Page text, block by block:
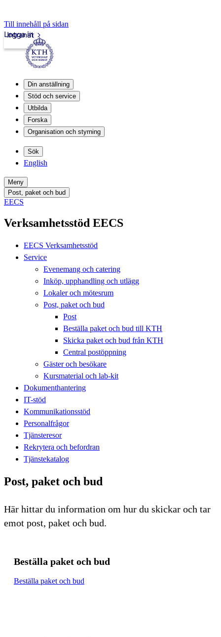
Till innehåll på sidan
Intranät
Logga in
Din anställning
Stöd och service
Utbilda
Forska
Organisation och styrning
Sök
English
Meny
Post, paket och bud
EECS
Verksamhetsstöd EECS
EECS Verksamhetsstöd
Service
Evenemang och catering
Inköp, upphandling och utlägg
Lokaler och mötesrum
Post, paket och bud
Post
Beställa paket och bud till KTH
Skicka paket och bud från KTH
Central postöppning
Gäster och besökare
Kursmaterial och lab-kit
Dokumenthantering
IT-stöd
Kommunikationsstöd
Personalfrågor
Tjänsteresor
Rekrytera och befordran
Tjänstekatalog
Post, paket och bud
Här hittar du information om hur du skickar och tar
emot post, paket och bud.
Beställa paket och bud
Beställa paket och bud